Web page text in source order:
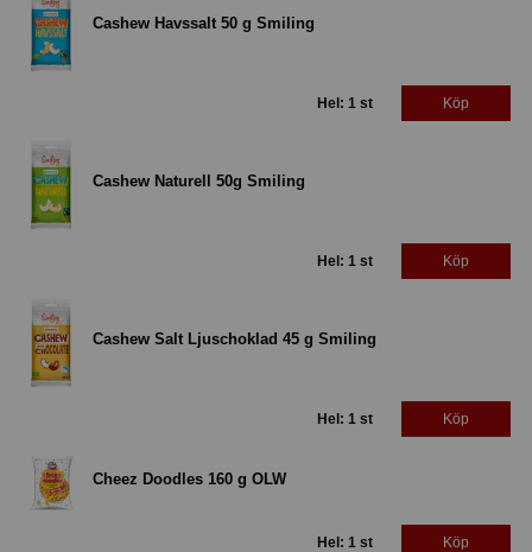
Cashew Havssalt 50 g Smiling
Hel: 1 st Köp
Cashew Naturell 50g Smiling
Hel: 1 st Köp
Cashew Salt Ljuschoklad 45 g Smiling
Hel: 1 st Köp
Cheez Doodles 160 g OLW
Hel: 1 st Köp